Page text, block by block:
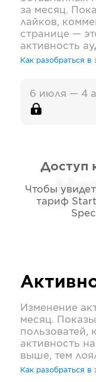
за месяц.
лайков,
странице —
активность
Как разобраться в
6 июля — 4
Доступ
Чтобы
тариф
Изменение
месяц.
пользоватей,
активность
выше, тем
Как разобраться в